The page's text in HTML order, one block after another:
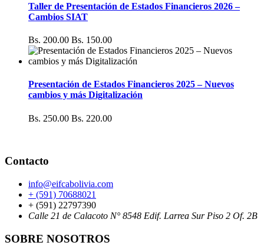
Taller de Presentación de Estados Financieros 2026 –
Cambios SIAT
Bs. 200.00 Bs. 150.00
Presentación de Estados Financieros 2025 – Nuevos
cambios y más Digitalización
Bs. 250.00 Bs. 220.00
Contacto
info@eifcabolivia.com
+ (591) 70688021
+ (591) 22797390
Calle 21 de Calacoto N° 8548 Edif. Larrea Sur Piso 2 Of. 2B
SOBRE NOSOTROS